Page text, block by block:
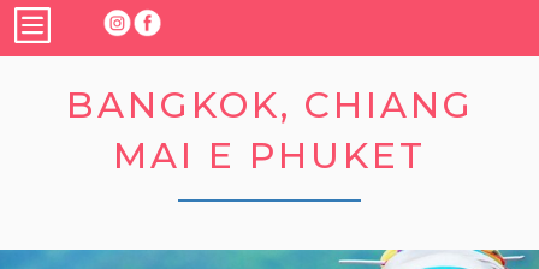
BANGKOK, CHIANG
MAI E PHUKET